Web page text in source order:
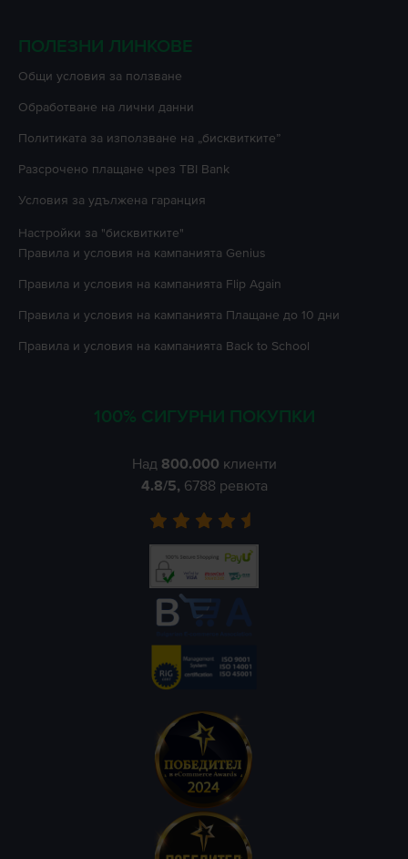
ПОЛЕЗНИ ЛИНКОВЕ
Oбщи условия за ползване
Oбработване на лични данни
Политиката за използване на „бисквитките”
Разсрочено плащане чрез TBI Bank
Условия за удължена гаранция
Настройки за "бисквитките"
Правила и условия на кампанията Genius
Правила и условия на кампанията Flip Again
Правила и условия на кампанията Плащане до 10 дни
Правила и условия на кампанията Back to School
100% СИГУРНИ ПОКУПКИ
Над 800.000 клиенти
4.8/5, 6788 ревюта